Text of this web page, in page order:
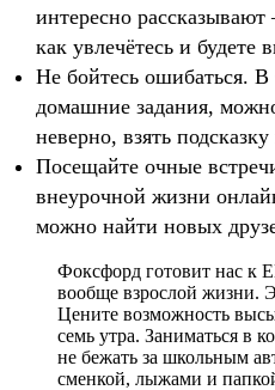
интересно рассказывают
как увлечётесь и будете
Не бойтесь ошибаться.
домашние задания,
неверно, взять
Посещайте очные
внеурочной жизни
можно найти новых
Фоксфорд готовит нас к
вообще взрослой жизни.
Цените возможность
семь утра. Заниматься в
не бежать за школьным
сменкой, лыжами и